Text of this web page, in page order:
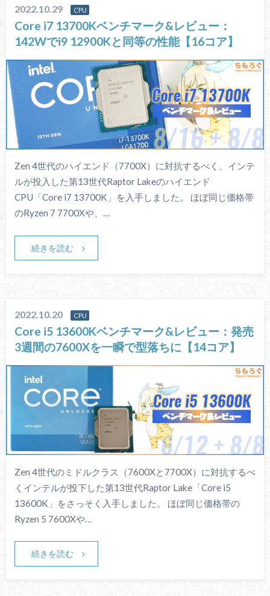
2022.10.29 CPU
Core i7 13700Kベンチマーク&レビュー：
142Wでi9 12900Kと同等の性能【16コア】
Zen 4世代のハイエンド（7700X）に対抗するべく、インテ
ルが投入した第13世代Raptor Lakeのハイエンド
CPU「Core i7 13700K」を入手しました。 ほぼ同じ価格帯
のRyzen 7 7700Xや、…
続きを読む
2022.10.20 CPU
Core i5 13600Kベンチマーク&レビュー：発売
3週間の7600Xを一瞬で型落ちに【14コア】
Zen 4世代のミドルクラス（7600Xと7700X）に対抗するべ
くインテルが投下した第13世代Raptor Lake「Core i5
13600K」をさっそく入手しました。 ほぼ同じ価格帯の
Ryzen 5 7600Xや…
続きを読む